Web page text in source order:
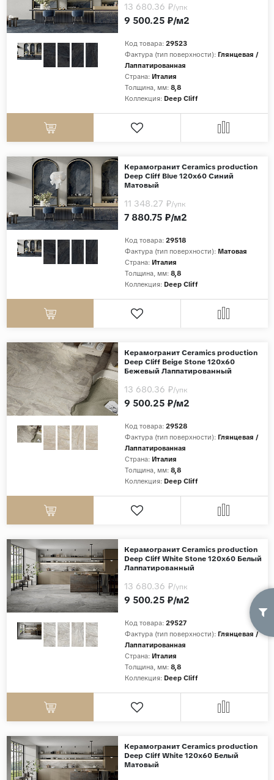
Турция
Испания
Италия
Код товара: 29523
Фактура (тип поверхности): Глянцевая /
Лаппатированная
Страна: Италия
Толщина, мм: 8,8
Коллекция: Deep Cliff
9 500.25 ₽/м2
13 680.36 ₽/упк
Керамогранит Ceramics production
Deep Cliff Blue 120x60 Синий
Матовый
Код товара: 29518
Фактура (тип поверхности): Матовая
Страна: Италия
Толщина, мм: 8,8
Коллекция: Deep Cliff
7 880.75 ₽/м2
11 348.27 ₽/упк
Керамогранит Ceramics production
Deep Cliff Beige Stone 120x60
Бежевый Лаппатированный
Код товара: 29528
Фактура (тип поверхности): Глянцевая /
Лаппатированная
Страна: Италия
Толщина, мм: 8,8
Коллекция: Deep Cliff
9 500.25 ₽/м2
13 680.36 ₽/упк
Керамогранит Ceramics production
Deep Cliff White Stone 120x60 Белый
Лаппатированный
Код товара: 29527
Фактура (тип поверхности): Глянцевая /
Лаппатированная
Страна: Италия
Толщина, мм: 8,8
Коллекция: Deep Cliff
9 500.25 ₽/м2
13 680.36 ₽/упк
Керамогранит Ceramics production
Deep Cliff White 120x60 Белый
Матовый